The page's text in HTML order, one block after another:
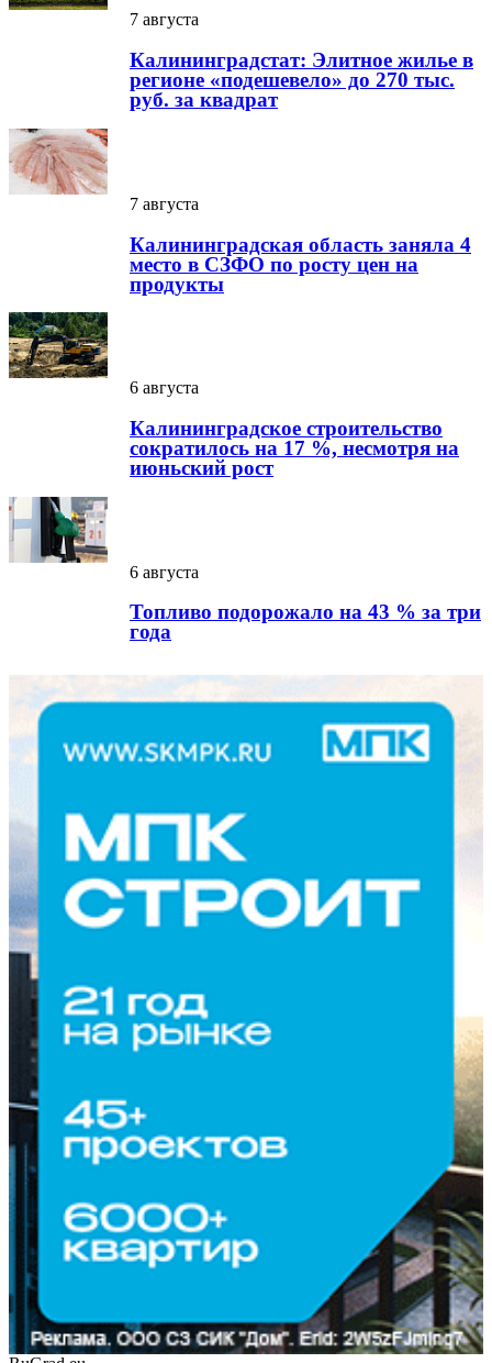
7 августа
Калининградстат: Элитное жилье в
регионе «подешевело» до 270 тыс.
руб. за квадрат
7 августа
Калининградская область заняла 4
место в СЗФО по росту цен на
продукты
6 августа
Калининградское строительство
сократилось на 17 %, несмотря на
июньский рост
6 августа
Топливо подорожало на 43 % за три
года